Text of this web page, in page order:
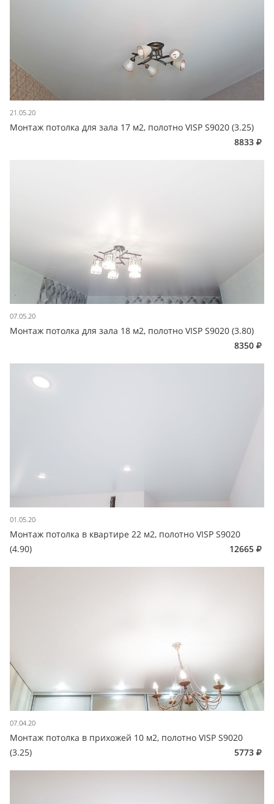
21.05.20
Монтаж потолка для зала 17 м2, полотно VISP S9020 (3.25)
8833
07.05.20
Монтаж потолка для зала 18 м2, полотно VISP S9020 (3.80)
8350
01.05.20
Монтаж потолка в квартире 22 м2, полотно VISP S9020
(4.90)
12665
07.04.20
Монтаж потолка в прихожей 10 м2, полотно VISP S9020
(3.25)
5773